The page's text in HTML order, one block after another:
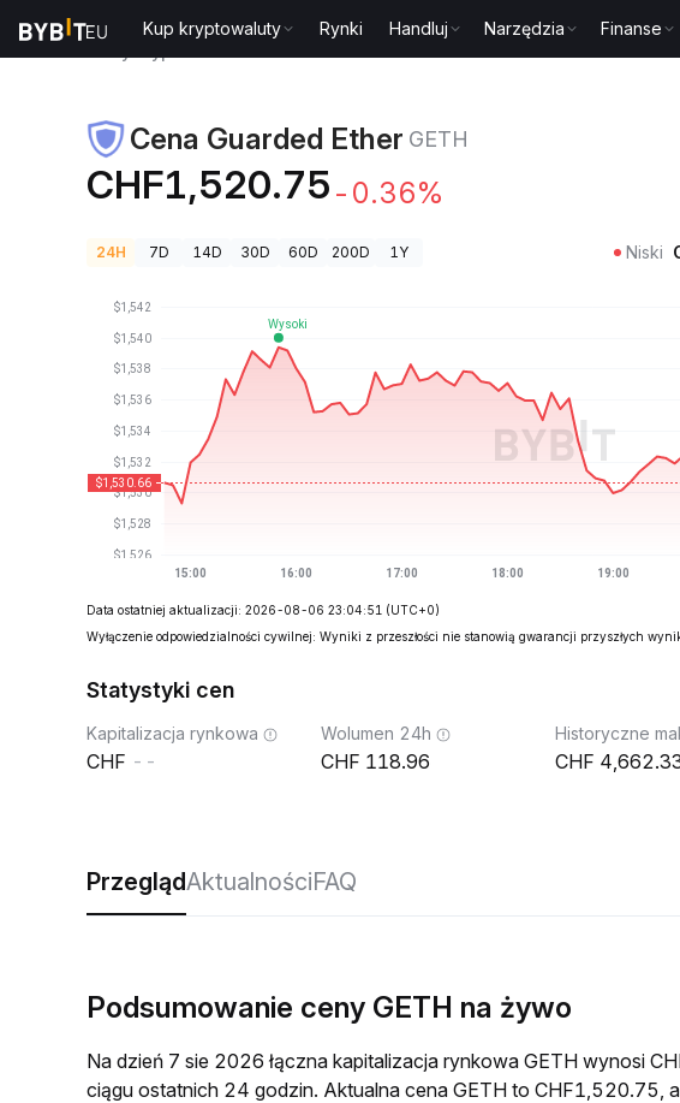
Kup kryptowaluty Rynki Handluj Narzędzia Finanse
Cena Guarded Ether GETH
CHF1,520.75 -0.36%
24H 7D 14D 30D 60D 200D 1Y Niski
Data ostatniej aktualizacji: 2026-08-06 23:04:51 (UTC+0)
Wyłączenie odpowiedzialności cywilnej: Wyniki z przeszłości nie stanowią gwarancji przyszłych
Statystyki cen
Kapitalizacja rynkowa
--
Wolumen 24h
118.96
Historyczne
PrzeglądAktualnościFAQ
Podsumowanie ceny GETH na żywo
Na dzień 7 sie 2026 łączna kapitalizacja rynkowa GETH wynosi
ciągu ostatnich 24 godzin. Aktualna cena GETH to CHF1,520.75,